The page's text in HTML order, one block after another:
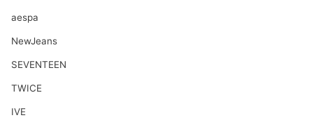
aespa
NewJeans
SEVENTEEN
TWICE
IVE